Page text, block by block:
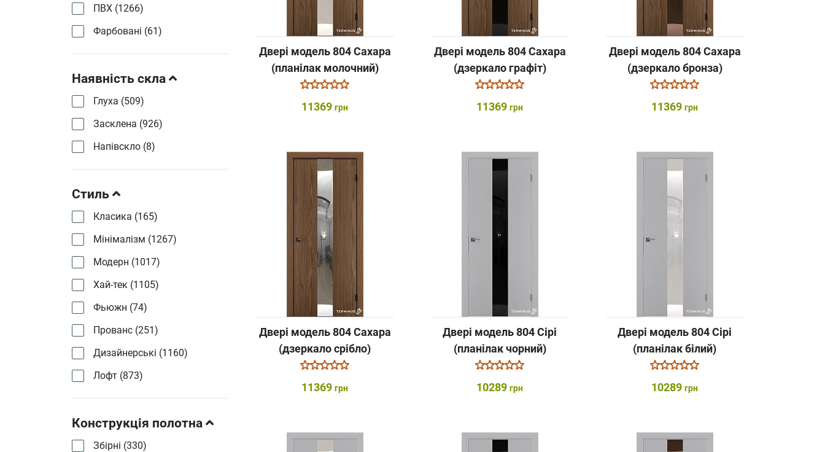
ПВХ (1266)
Фарбовані (61)
Наявність скла
Глуха (509)
Засклена (926)
Напівскло (8)
Стиль
Класика (165)
Мінімалізм (1267)
Модерн (1017)
Хай-тек (1105)
Фьюжн (74)
Прованс (251)
Дизайнерські (1160)
Лофт (873)
Конструкція полотна
Збірні (330)
Двері модель 804 Сахара
(планілак молочний)
11369грн
Двері модель 804 Сахара
(дзеркало графіт)
11369грн
Двері модель 804 Сахара
(дзеркало бронза)
11369грн
Двері модель 804 Сахара
(дзеркало срібло)
11369грн
Двері модель 804 Сірі
(планілак чорний)
10289грн
Двері модель 804 Сірі
(планілак білий)
10289грн